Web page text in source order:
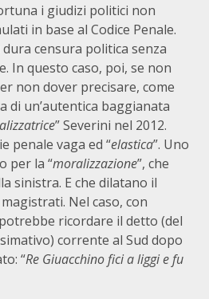
i giudizi politici non
in base al Codice Penale.
censura politica senza
In questo caso, poi, se non
non dover precisare, come
di un’autentica baggianata
” Severini nel 2012.
penale vaga ed “elastica”. Uno
per la “moralizzazione”, che
sinistra. E che dilatano il
Nel caso, con
ricordare il detto (del
corrente al Sud dopo
“Re Giuacchino fici a liggi e fu